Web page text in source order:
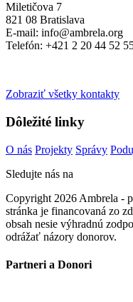
Miletičova 7
821 08 Bratislava
E-mail: info@ambrela.org
Telefón: +421 2 20 44 52
Zobraziť všetky kontakty
Dôležité linky
O nás Projekty Správy
Sledujte nás na
Copyright 2026 Ambrela -
stránka je financovaná zo
obsah nesie výhradnú
odrážať názory donorov.
Partneri a Donori